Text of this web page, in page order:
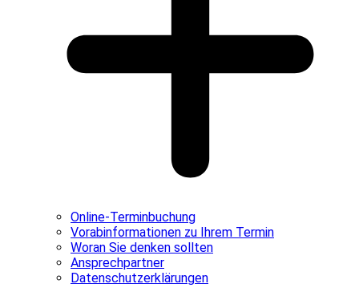
Online-Terminbuchung
Vorabinformationen zu Ihrem Termin
Woran Sie denken sollten
Ansprechpartner
Datenschutzerklärungen